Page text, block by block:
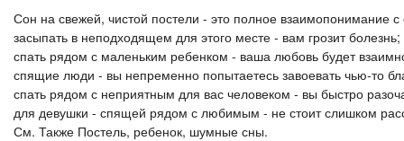
Сон на свежей, чистой постели - это полное взаимопонимание
засыпать в неподходящем для этого месте - вам грозит болезнь;
спать рядом с маленьким ребенком - ваша любовь будет
спящие люди - вы непременно попытаетесь завоевать чью-то
спать рядом с неприятным для вас человеком - вы быстро
для девушки - спящей рядом с любимым - не стоит слишком
См. Также Постель, ребенок, шумные сны.